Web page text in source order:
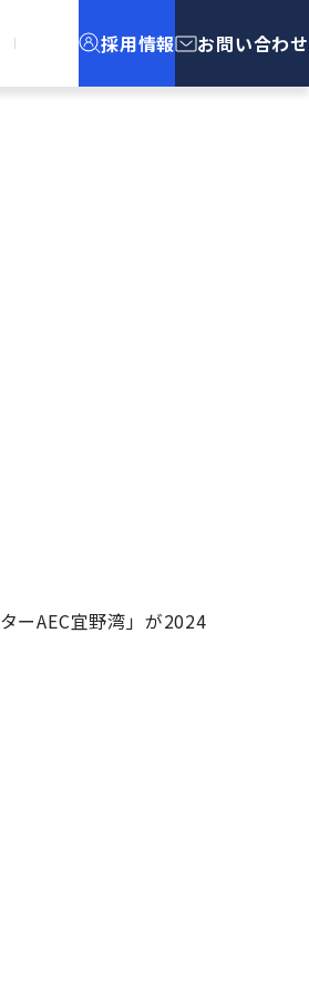
採用情報 お問い合わせ
ーAEC宜野湾」が2024